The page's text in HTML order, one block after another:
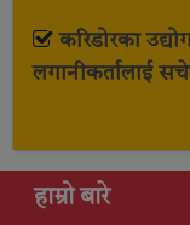
करिडोरका
लगानीकर्तालाई
हाम्रो बारे